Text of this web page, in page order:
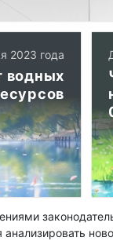
2023 года
водных